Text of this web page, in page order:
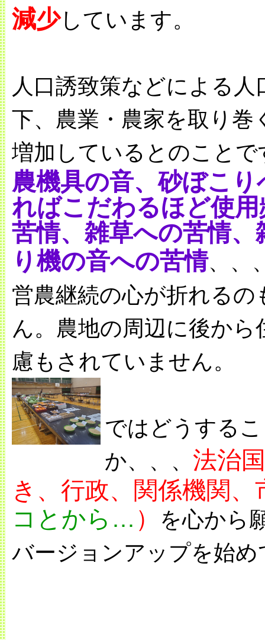
減少しています。
人口誘致策などによる
下、農業・農家を取り巻
増加しているとのことで
農機具の音、砂ぼこ
ればこだわるほど使
苦情、雑草への苦情
り機の音への苦情、、
営農継続の心が折れる
ん。農地の周辺に後か
慮もされていません。
ではどうする
か、、、法治
き、行政、関係機関
コとから… ）
を心から
バージョンアップを始